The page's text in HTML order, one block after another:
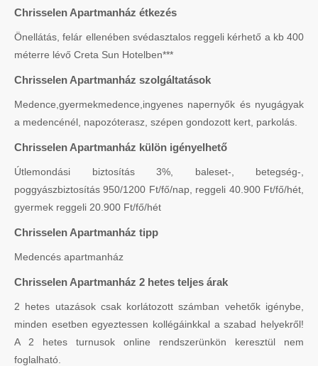
Chrisselen Apartmanház étkezés
Önellátás, felár ellenében svédasztalos reggeli kérhető a kb 400
méterre lévő Creta Sun Hotelben***
Chrisselen Apartmanház szolgáltatások
Medence,gyermekmedence,ingyenes napernyők és nyugágyak
a medencénél, napozóterasz, szépen gondozott kert, parkolás.
Chrisselen Apartmanház külön igényelhető
Útlemondási biztosítás 3%, baleset-, betegség-,
poggyászbiztosítás 950/1200 Ft/fő/nap, reggeli 40.900 Ft/fő/hét,
gyermek reggeli 20.900 Ft/fő/hét
Chrisselen Apartmanház tipp
Medencés apartmanház
Chrisselen Apartmanház 2 hetes teljes árak
2 hetes utazások csak korlátozott számban vehetők igénybe,
minden esetben egyeztessen kollégáinkkal a szabad helyekről!
A 2 hetes turnusok online rendszerünkön keresztül nem
foglalható.